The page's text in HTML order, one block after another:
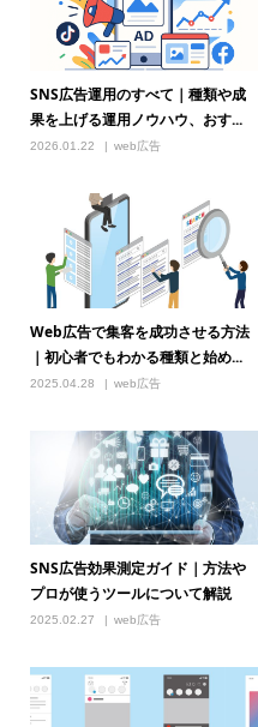
SNS広告運用のすべて｜種類や成
果を上げる運用ノウハウ、おす...
2026.01.22 web広告
Web広告で集客を成功させる方法
｜初心者でもわかる種類と始め...
2025.04.28 web広告
SNS広告効果測定ガイド｜方法や
プロが使うツールについて解説
2025.02.27 web広告